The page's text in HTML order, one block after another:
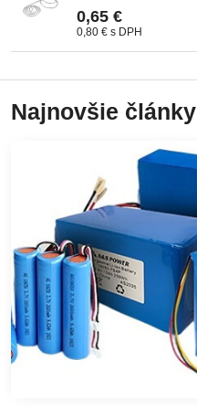
0,65 €
0,80 € s DPH
Najnovšie články